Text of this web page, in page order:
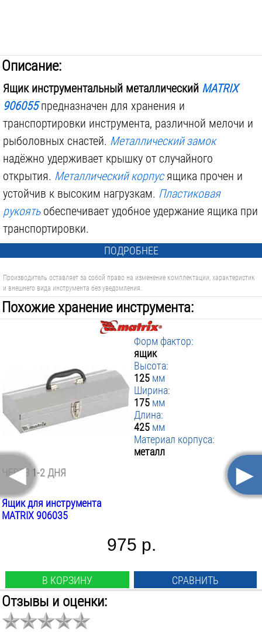
Описание:
Ящик инструментальный металлический MATRIX
906055предназначен для хранения и
транспортировки инструмента, различной мелочи и
рыболовных снастей. Металлический замок
надёжно удерживает крышку от случайного
открытия. Металлический корпусящика прочен и
устойчив к высоким нагрузкам. Пластиковая
рукоятьобеспечивает удобное удержание ящика при
транспортировки.
ПОДРОБНЕЕ
Производитель оставляет за собой право на изменение комплектации, характеристик
и внешнего вида инструмента без уведомления.
Похожие хранение инструмента:
Форм фактор:
ящик
Высота:
125 мм
Ширина:
175 мм
Длина:
425 мм
Материал корпуса:
металл
ЧЕРЕЗ 1-2 ДНЯ
Ящик для инструмента
MATRIX 906035
975 р.
В КОРЗИНУ СРАВНИТЬ
◄ ►
Отзывы и оценки: